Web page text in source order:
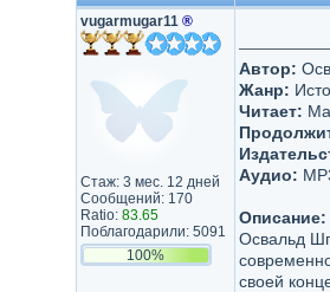
vugarmugar11 ®
Стаж: 3 мес. 12 дней
Сообщений: 170
Ratio: 83.65
Поблагодарили: 5091
100%
Автор:
Жанр:
Читает:
Аудио:
Описание:
Освальд
своей